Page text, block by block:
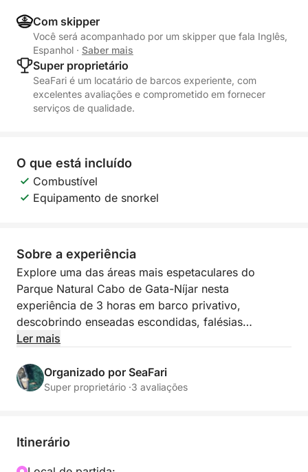
Com skipper
Você será acompanhado por um skipper que fala Inglês,
Espanhol · Saber mais
Super proprietário
SeaFari é um locatário de barcos experiente, com
excelentes avaliações e comprometido em fornecer
serviços de qualidade.
O que está incluído
Combustível
Equipamento de snorkel
Sobre a experiência
Explore uma das áreas mais espetaculares do
Parque Natural Cabo de Gata-Níjar nesta
experiência de 3 horas em barco privativo,
descobrindo enseadas escondidas, falésias
impressionantes e águas cristalinas acessíveis
Começamos nossa jornada navegando ao longo das
deslumbrantes e grutas marinhas naturais esculpidas
Ler mais
Organizado por SeaFari
Super proprietário ·3 avaliações
Itinerário